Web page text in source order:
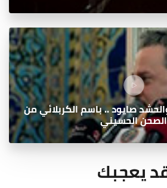
صايود .. باسم الكربلائي من
الصحن الحسيني
يعجبك